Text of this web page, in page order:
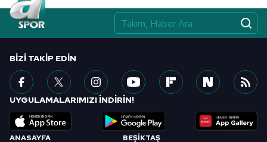
ANASAYFA BEŞİKTAŞ
BIZI TAKIP EDIN
UYGULAMALARIMIZI İNDİRİN!